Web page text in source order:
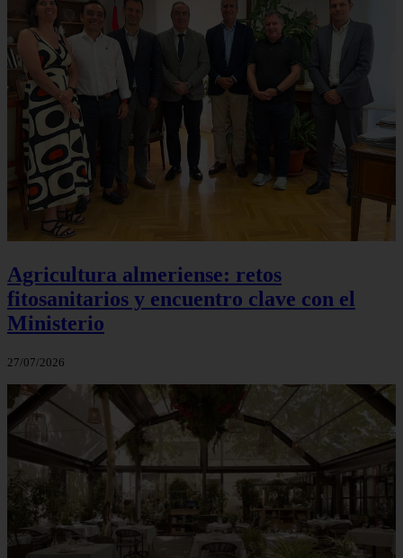
Agricultura almeriense: retos
fitosanitarios y encuentro clave con el
Ministerio
27/07/2026